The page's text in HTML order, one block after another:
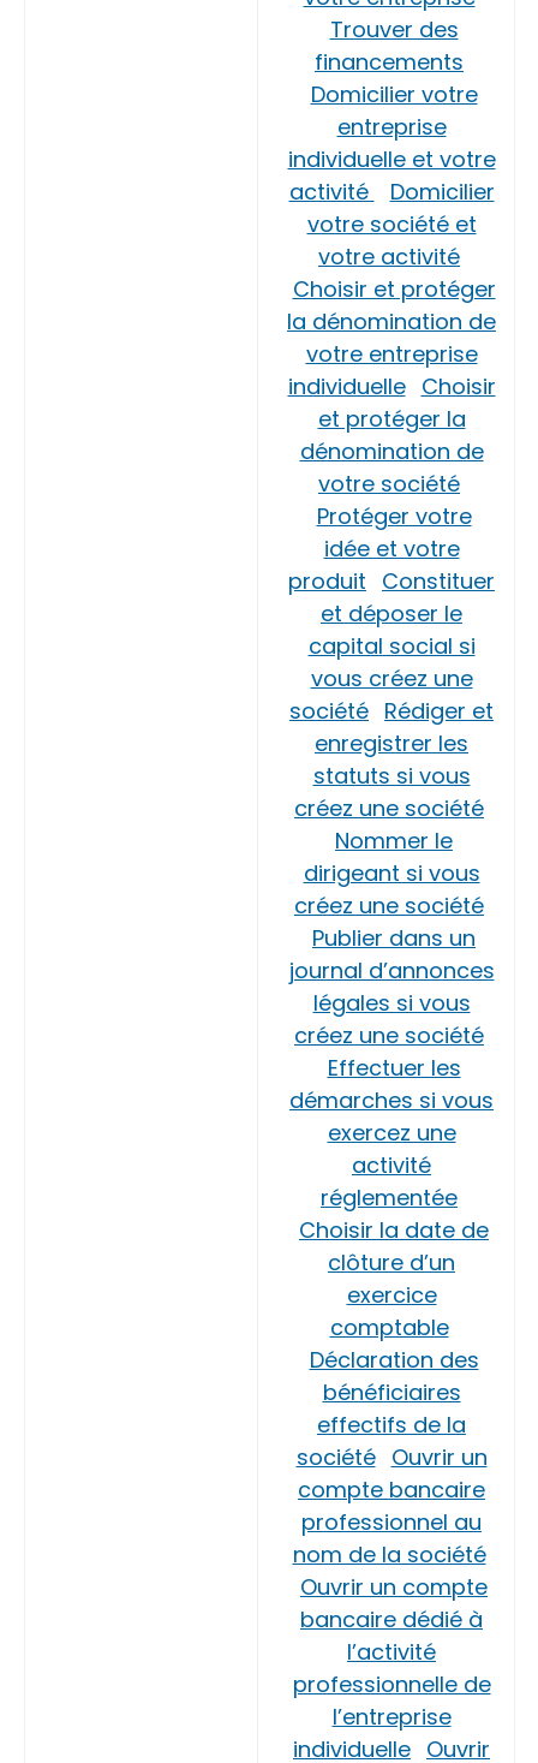
Trouver des
financements
Domicilier votre
entreprise
individuelle et votre
activité
Domicilier
votre société et
votre activité
Choisir et protéger
la dénomination de
votre entreprise
individuelle Choisir
et protéger la
dénomination de
votre société
Protéger votre
idée et votre
produit Constituer
et déposer le
capital social si
vous créez une
société Rédiger et
enregistrer les
statuts si vous
créez une société
Nommer le
dirigeant si vous
créez une société
Publier dans un
journal d’annonces
légales si vous
créez une société
Effectuer les
démarches si vous
exercez une
activité
réglementée
Choisir la date de
clôture d’un
exercice
comptable
Déclaration des
bénéficiaires
effectifs de la
société Ouvrir un
compte bancaire
professionnel au
nom de la société
Ouvrir un compte
bancaire dédié à
l’activité
professionnelle de
l’entreprise
individuelle Ouvrir